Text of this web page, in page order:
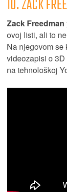
10. ZACK
Zack Freedman
ovoj listi, ali to
Na njegovom se
videozapisi o
na tehnološkoj